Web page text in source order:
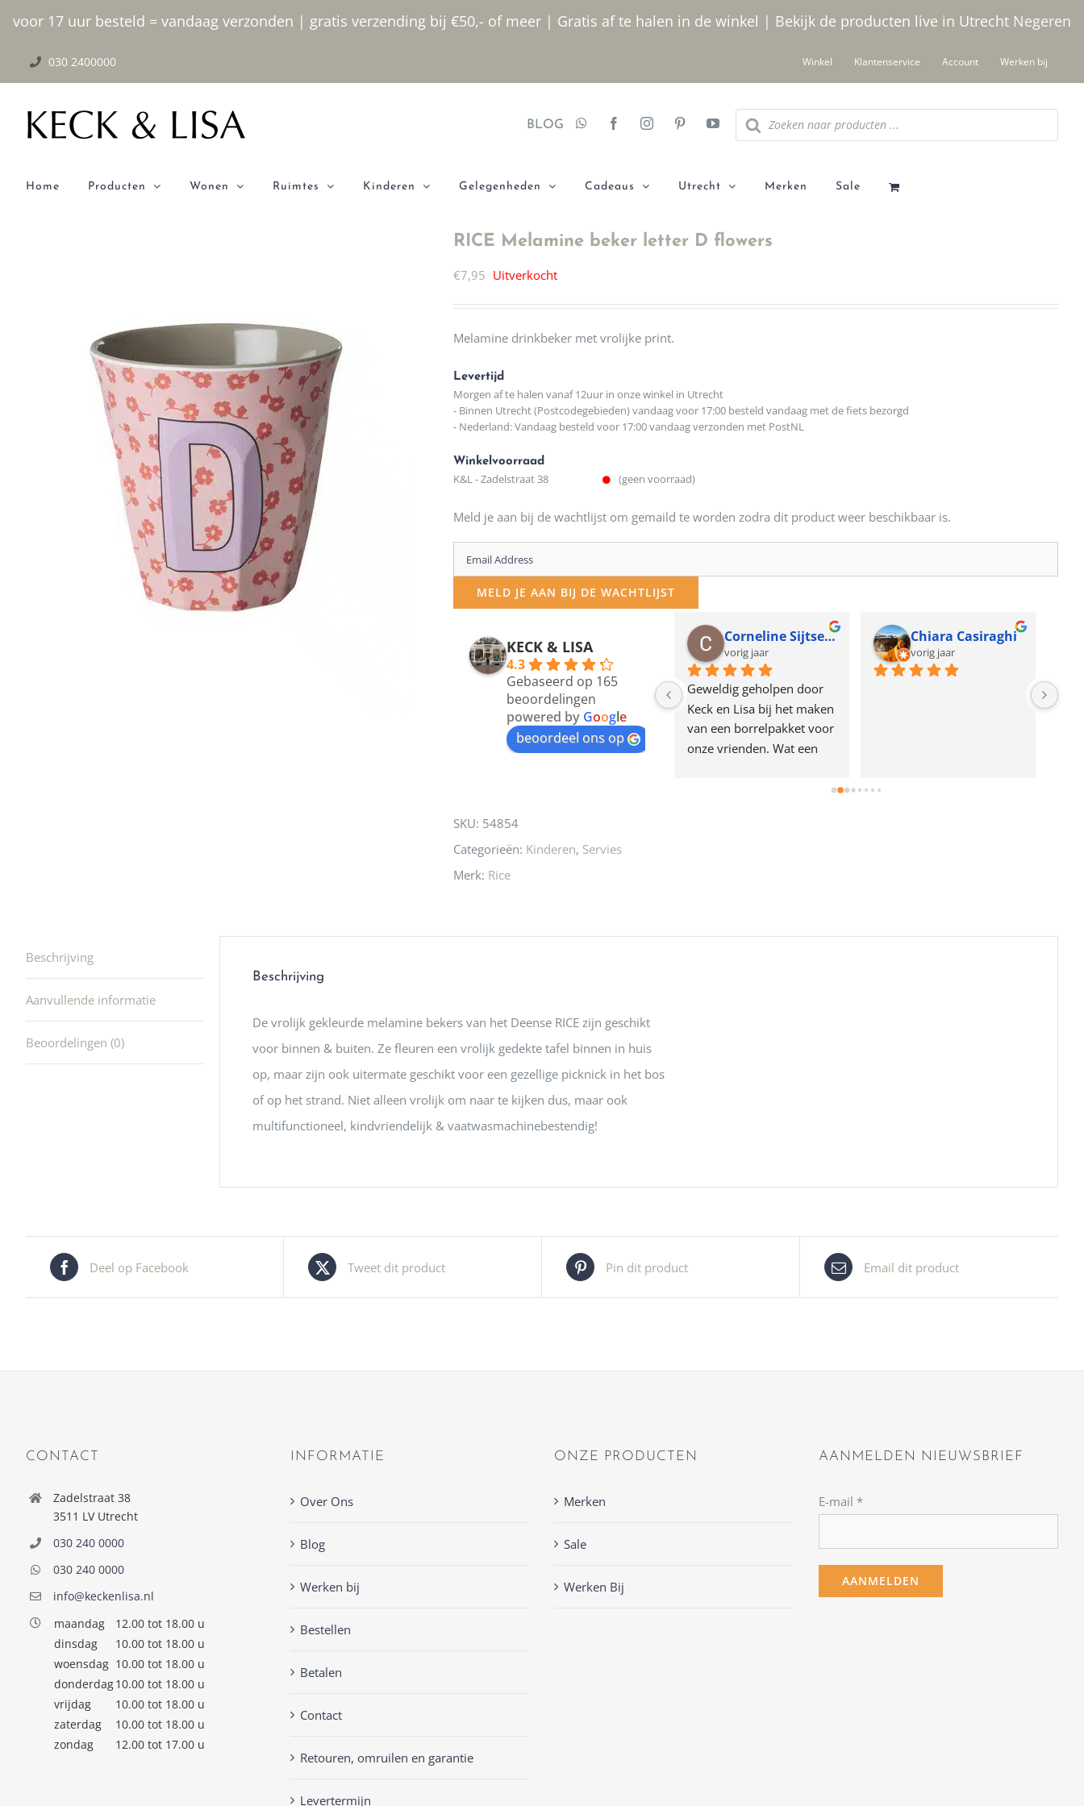
voor 17 uur besteld = vandaag verzonden | gratis verzending bij €50,- of meer | Gratis af te halen in de winkel | Bekijk de producten live in Utrecht Negeren
inhoud
030 2400000 Winkel Klantenservice Account Werken bij
BLOG
Producten
zoeken
Home Producten Wonen Ruimtes Kinderen Gelegenheden Cadeaus Utrecht Merken Sale
RICE Melamine beker letter D flowers
€7,95 Uitverkocht
Melamine drinkbeker met vrolijke print.
Levertijd
Morgen af te halen vanaf 12uur in onze winkel in Utrecht
- Binnen Utrecht (Postcodegebieden) vandaag voor 17:00 besteld vandaag met de fiets bezorgd
- Nederland: Vandaag besteld voor 17:00 vandaag verzonden met PostNL
Winkelvoorraad
K&L - Zadelstraat 38 (geen voorraad)
Meld je aan bij de wachtlijst om gemaild te worden zodra dit product weer beschikbaar is.
Enter
your
email
MELD JE AAN BIJ DE WACHTLIJST
KECK & LISA
4.3
Gebaseerd op 165
beoordelingen
powered by Google
beoordeel ons op
ook heel aardig en gezellig
12 maanden geleden
Waarom in hemelsnaam
de woonwinkel op de
klippen  laten lopen? Waar
moeten nu de design
Corneline Sijtsema
vorig jaar
Geweldig geholpen door
Keck en Lisa bij het maken
van een borrelpakket voor
onze vrienden. Wat een
Chiara Casiraghi
vorig jaar
SKU: 54854
Categorieën: Kinderen, Servies
Merk: Rice
Beschrijving
Aanvullende informatie
Beoordelingen (0)
Beschrijving
De vrolijk gekleurde melamine bekers van het Deense RICE zijn geschikt
voor binnen & buiten. Ze fleuren een vrolijk gedekte tafel binnen in huis
op, maar zijn ook uitermate geschikt voor een gezellige picknick in het bos
of op het strand. Niet alleen vrolijk om naar te kijken dus, maar ook
multifunctioneel, kindvriendelijk & vaatwasmachinebestendig!
Deel op Facebook Tweet dit product Pin dit product Email dit product
CONTACT
Zadelstraat 38
3511 LV Utrecht
030 240 0000
030 240 0000
info@keckenlisa.nl
maandag
12.00 tot 18.00 u
dinsdag
10.00 tot 18.00 u
woensdag 10.00 tot 18.00 u
donderdag10.00 tot 18.00 u
vrijdag
10.00 tot 18.00 u
zaterdag
10.00 tot 18.00 u
zondag
12.00 tot 17.00 u
INFORMATIE
Over Ons
Blog
Werken bij
Bestellen
Betalen
Contact
Retouren, omruilen en garantie
Levertermijn
ONZE PRODUCTEN
Merken
Sale
Werken Bij
AANMELDEN NIEUWSBRIEF
E-mail *